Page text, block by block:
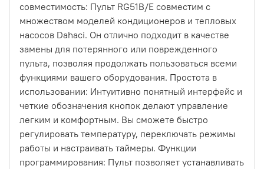
совместимость: Пульт RG51B/E совместим с
множеством моделей кондиционеров и тепловых
насосов Dahaci. Он отлично подходит в качестве
замены для потерянного или поврежденного
пульта, позволяя продолжать пользоваться всеми
функциями вашего оборудования. Простота в
использовании: Интуитивно понятный интерфейс и
четкие обозначения кнопок делают управление
легким и комфортным. Вы сможете быстро
регулировать температуру, переключать режимы
работы и настраивать таймеры. Функции
программирования: Пульт позволяет устанавливать